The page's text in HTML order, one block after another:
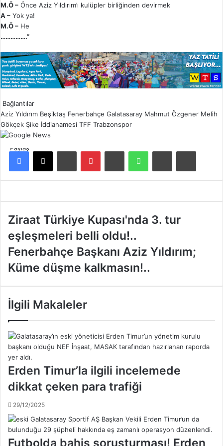
M.Ö – Önce Aziz Yıldırım’ı kulüpler birliğinden devirmek
A – Yok ya!
M.Ö – He
…………….”
Bağlantılar
Aziz Yıldırım Beşiktaş Fenerbahçe Galatasaray Mahmut Özgener Melih
Gökçek Şike İddianamesi TFF Trabzonspor
Paylaş
Z
r
a
t
r
k
i
y
e
u
p
a
ı
'
n
d
Ziraat Türkiye Kupası'nda 3. tur
eşleşmeleri belli oldu!..
F
n
b
h
ç
e
ş
k
n
ı
A
z
Fenerbahçe Başkanı Aziz Yıldırım;
Küme düşme kalkmasın!..
İlgili Makaleler
Erden Timur’la ilgili incelemede
dikkat çeken para trafiği
29/12/2025
Futbolda bahis soruşturması! Erden